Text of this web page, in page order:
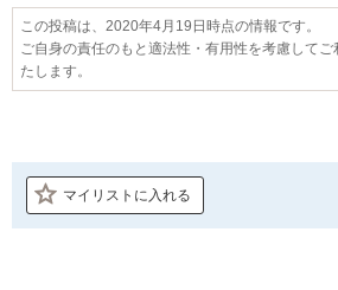
この投稿は、2020年4月19日時点の情報です。
ご自身の責任のもと適法性・有用性を考慮して
たします。
マイリストに入れる